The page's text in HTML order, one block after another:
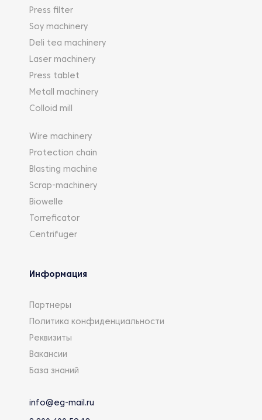
Press filter
Soy machinery
Deli tea machinery
Laser machinery
Press tablet
Metall machinery
Colloid mill
Wire machinery
Protection chain
Blasting machine
Scrap-machinery
Biowelle
Torreficator
Centrifuger
Информация
Партнеры
Политика конфиденциальности
Реквизиты
Вакансии
База знаний
info@eg-mail.ru